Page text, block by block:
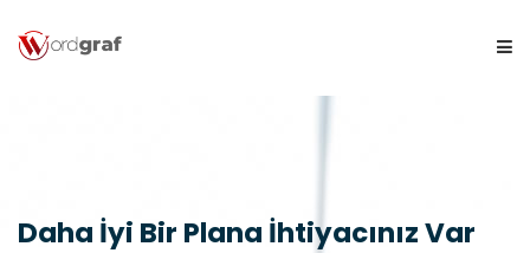
Daha İyi Bir Plana İhtiyacınız Var